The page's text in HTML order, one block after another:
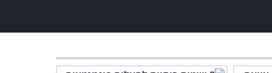
להשתמש בכלי העבודה